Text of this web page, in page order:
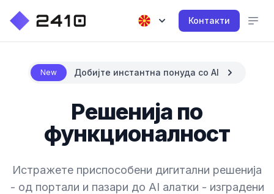
Контакти
New Добијте инстантна понуда со AI
Решенија по
функционалност
Истражете приспособени дигитални решенија
- од портали и пазари до AI алатки - изградени